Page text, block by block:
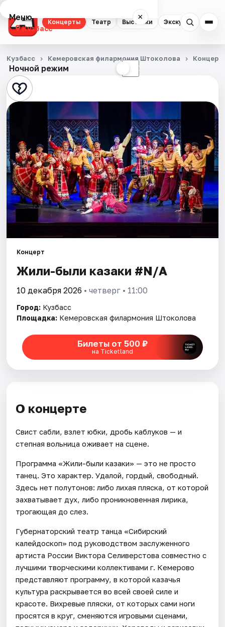
Концерты Театр Выставки Экскурсии
Меню ×
Кузбасс
Концерты
Театр
Выставки
Экскурсии
События
Города
Площадки
Артисты
Рейтинги
Ночной режим ☾
Кузбасс Кемеровская филармония Штоколова
Концерт
Жили-были казаки #N/A
10 декабря 2026 • четверг • 11:00
Город: Кузбасс
Площадка: Кемеровская филармония Штоколова
Билеты от 500 ₽
на Ticketland
О концерте
Свист сабли, взлет юбки, дробь каблуков — и
степная вольница оживает на сцене.
Программа «Жили-были казаки» — это не просто
танец. Это характер. Удалой, гордый, свободный.
Здесь нет полутонов: либо лихая пляска, от которой
захватывает дух, либо проникновенная лирика,
трогающая до слез.
Губернаторский театр танца «Сибирский
калейдоскоп» под руководством заслуженного
артиста России Виктора Селиверстова совместно с
лучшими творческими коллективами г. Кемерово
представляют программу, в которой казачья
культура раскрывается во всей своей силе и
красоте. Вихревые пляски, от которых сами ноги
просятся в круг, сменяются игровыми сценами,